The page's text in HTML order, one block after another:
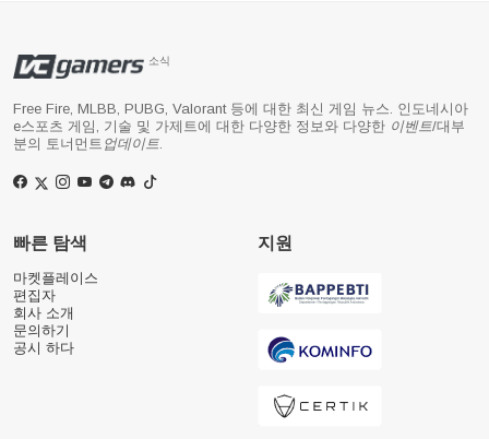
소식
Free Fire, MLBB, PUBG, Valorant 등에 대한 최신 게임 뉴스. 인도네시아
e스포츠 게임, 기술 및 가제트에 대한 다양한 정보와 다양한 이벤트/대부
분의 토너먼트 업데이트
빠른 탐색
마켓플레이스
편집자
회사 소개
문의하기
공시 하다
지원